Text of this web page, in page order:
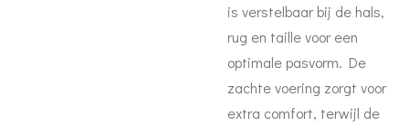
is verstelbaar bij de hals,
rug en taille voor een
optimale pasvorm. De
zachte voering zorgt voor
extra comfort, terwijl de